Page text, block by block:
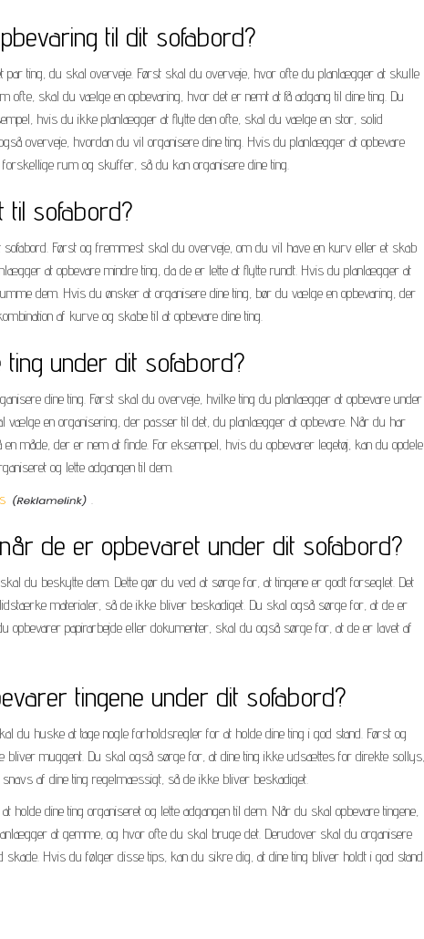
til dit sofabord?
ting, du skal overveje. Først skal du overveje, hvor ofte du planlægger at skulle
skal du vælge en opbevaring, hvor det er nemt at få adgang til dine ting. Du
hvis du ikke planlægger at flytte den ofte, skal du vælge en stor, solid
overveje, hvordan du vil organisere dine ting. Hvis du planlægger at opbevare
rum og skuffer, så du kan organisere dine ting.
til sofabord?
Først og fremmest skal du overveje, om du vil have en kurv eller et skab
at opbevare mindre ting, da de er lette at flytte rundt. Hvis du planlægger at
dem. Hvis du ønsker at organisere dine ting, bør du vælge en opbevaring, der
af kurve og skabe til at opbevare dine ting.
under dit sofabord?
dine ting. Først skal du overveje, hvilke ting du planlægger at opbevare under
vælge en organisering, der passer til det, du planlægger at opbevare. Når du har
måde, der er nem at finde. For eksempel, hvis du opbevarer legetøj, kan du opdele
og lette adgangen til dem.
de er opbevaret under dit sofabord?
du beskytte dem. Dette gør du ved at sørge for, at tingene er godt forseglet. Det
materialer, så de ikke bliver beskadiget. Du skal også sørge for, at de er
papirarbejde eller dokumenter, skal du også sørge for, at de er lavet af
tingene under dit sofabord?
du huske at tage nogle forholdsregler for at holde dine ting i god stand. Først og
muggent. Du skal også sørge for, at dine ting ikke udsættes for direkte sollys,
af dine ting regelmæssigt, så de ikke bliver beskadiget.
dine ting organiseret og lette adgangen til dem. Når du skal opbevare tingene,
at gemme, og hvor ofte du skal bruge det. Derudover skal du organisere
Hvis du følger disse tips, kan du sikre dig, at dine ting bliver holdt i god stand